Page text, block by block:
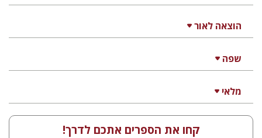
הוצאה לאור
שפה
מלאי
קחו את הספרים אתכם לדרך!